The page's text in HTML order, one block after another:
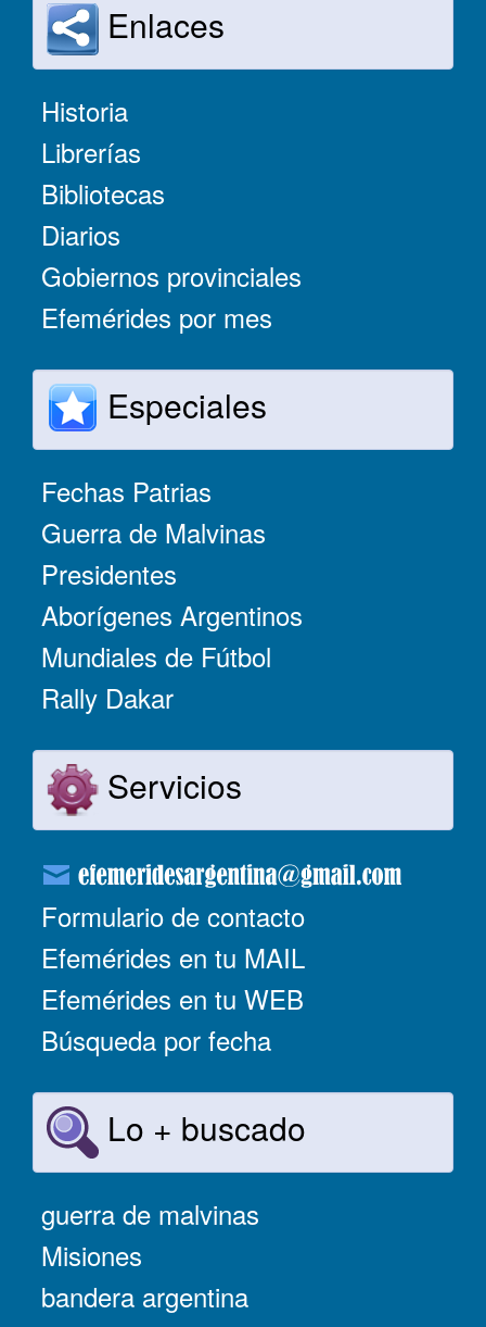
Enlaces
Historia
Librerías
Bibliotecas
Diarios
Gobiernos provinciales
Efemérides por mes
Especiales
Fechas Patrias
Guerra de Malvinas
Presidentes
Aborígenes Argentinos
Mundiales de Fútbol
Rally Dakar
Servicios
Formulario de contacto
Efemérides en tu MAIL
Efemérides en tu WEB
Búsqueda por fecha
Lo + buscado
guerra de malvinas
Misiones
bandera argentina